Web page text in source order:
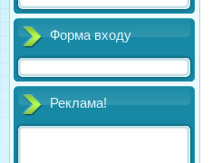
Форма входу
Реклама!